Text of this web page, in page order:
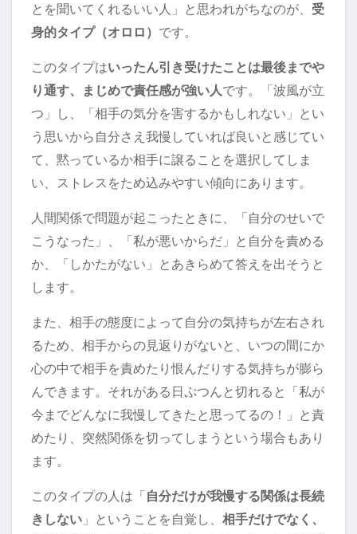
とを聞いてくれるいい人」と思われがちなのが、 受
身的タイプ（オロロ） です。
このタイプはいったん引き受けたことは最後までや
り通す、まじめで責任感が強い人です。「波風が立
つ」し、「相手の気分を害するかもしれない」とい
う思いから自分さえ我慢していれば良いと感じてい
て、黙っているか相手に譲ることを選択してしま
い、ストレスをため込みやすい傾向にあります。
人間関係で問題が起こったときに、「自分のせいで
こうなった」、「私が悪いからだ」と自分を責める
か、「しかたがない」とあきらめて答えを出そうと
します。
また、相手の態度によって自分の気持ちが左右され
るため、相手からの見返りがないと、いつの間にか
心の中で相手を責めたり恨んだりする気持ちが膨ら
んできます。それがある日ぷつんと切れると「私が
今までどんなに我慢してきたと思ってるの！」と責
めたり、突然関係を切ってしまうという場合もあり
ます。
このタイプの人は「自分だけが我慢する関係は長続
きしない 」ということを自覚し、 相手だけでなく、